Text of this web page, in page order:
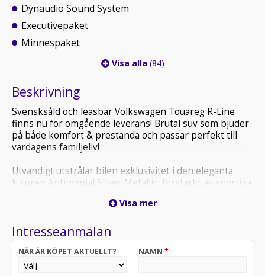
Dynaudio Sound System
Executivepaket
Minnespaket
Visa alla (84)
Beskrivning
Svensksåld och leasbar Volkswagen Touareg R-Line
finns nu för omgående leverans! Brutal suv som bjuder
på både komfort & prestanda och passar perfekt till
vardagens familjeliv!
Utvändigt utstrålar bilen exklusivitet i den eleganta
kulören Antimonial Silver Metallic, förstärkt av sportiga
Den adaptiva luftfjädringen i kombination med adaptiv
en körupplevelse i absolut toppklass. De eftertraktade
fulländar bilens exklusiva helhetsuttryck.
Visa mer
Intresseanmälan
NÄR ÄR KÖPET AKTUELLT? NAMN *